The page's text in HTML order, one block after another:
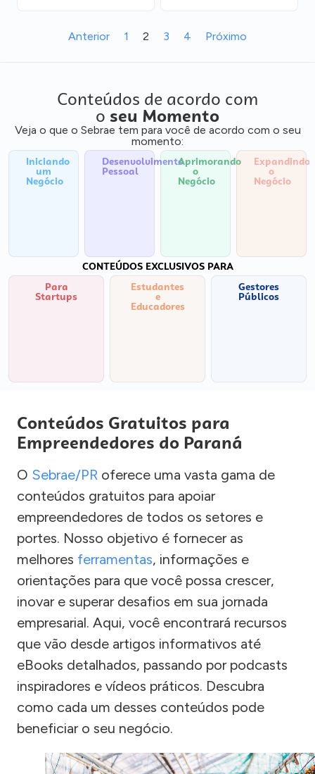
Anterior 1 2 3 4 Próximo
Conteúdos de acordo com
o seu Momento
Veja o que o Sebrae tem para você de acordo com o seu
momento:
Iniciando
um
Negócio
Desenvolvimento
Pessoal
Aprimorando
o
Negócio
Expandindo
o
Negócio
CONTEÚDOS EXCLUSIVOS PARA
Para
Startups
Estudantes
e
Educadores
Gestores
Públicos
Conteúdos Gratuitos para
Empreendedores do Paraná
O Sebrae/PR oferece uma vasta gama de
conteúdos gratuitos para apoiar
empreendedores de todos os setores e
portes. Nosso objetivo é fornecer as
melhores ferramentas, informações e
orientações para que você possa crescer,
inovar e superar desafios em sua jornada
empresarial. Aqui, você encontrará recursos
que vão desde artigos informativos até
eBooks detalhados, passando por podcasts
inspiradores e vídeos práticos. Descubra
como cada um desses conteúdos pode
beneficiar o seu negócio.